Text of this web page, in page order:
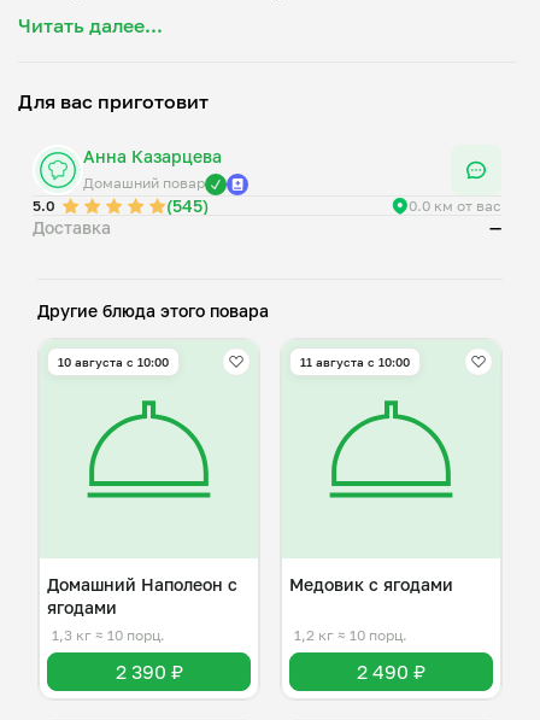
Читать далее...
Для вас приготовит
Анна Казарцева
Домашний повар
5.0
(545) 0.0 км от вас
Доставка —
Другие блюда этого повара
10 августа с 10:00
Домашний Наполеон с
ягодами
1,3 кг ≈ 10 порц.
2 390 ₽
11 августа с 10:00
Медовик с ягодами
1,2 кг ≈ 10 порц.
2 490 ₽